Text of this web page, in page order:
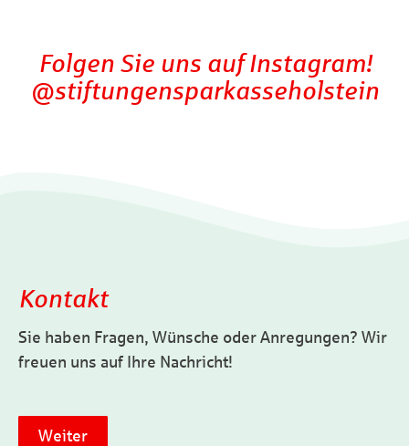
Folgen Sie uns auf Instagram!
@stiftungensparkasseholstein
Kontakt
Sie haben Fragen, Wünsche oder Anregungen? Wir
freuen uns auf Ihre Nachricht!
Weiter